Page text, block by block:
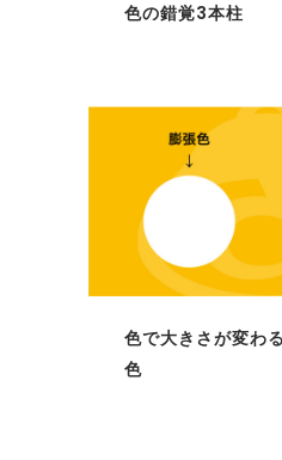
色の錯覚3本柱
色で大きさが変わ
色